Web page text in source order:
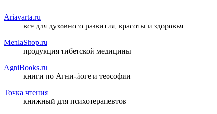
Ariavarta.ru
все для духовного развития, красоты и здоровья
MenlaShop.ru
продукция тибетской медицины
AgniBooks.ru
книги по Агни-йоге и теософии
Точка чтения
книжный для психотерапевтов